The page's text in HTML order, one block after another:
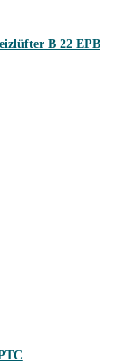
B 22 EPB